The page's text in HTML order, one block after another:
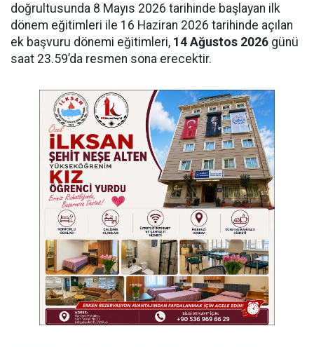
doğrultusunda 8 Mayıs 2026 tarihinde başlayan ilk
dönem eğitimleri ile 16 Haziran 2026 tarihinde açılan
ek başvuru dönemi eğitimleri, 14 Ağustos 2026 günü
saat 23.59’da resmen sona erecektir.